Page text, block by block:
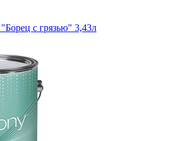
с грязью" 3,43л